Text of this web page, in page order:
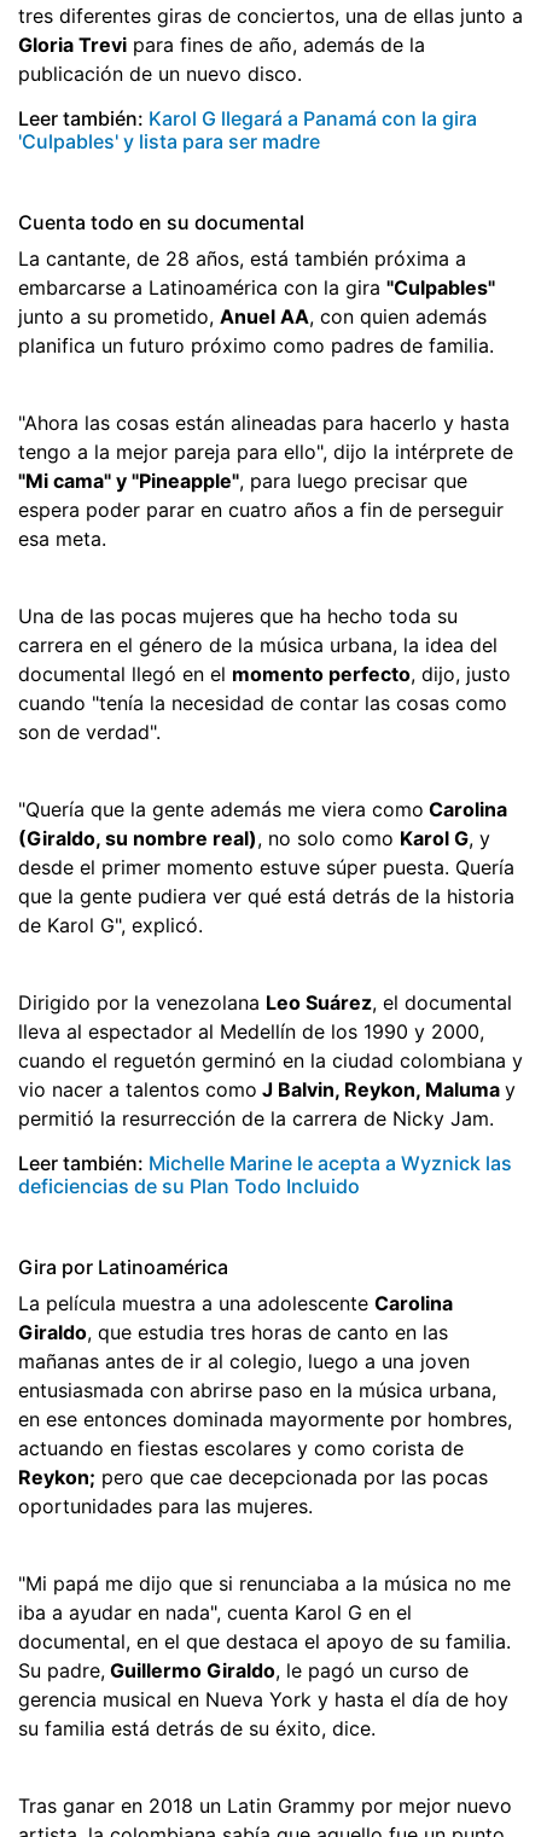
tres diferentes giras de conciertos, una de ellas junto a
Gloria Trevi para fines de año, además de la
publicación de un nuevo disco.
Leer también: Karol G llegará a Panamá con la gira
'Culpables' y lista para ser madre
Cuenta todo en su documental
La cantante, de 28 años, está también próxima a
embarcarse a Latinoamérica con la gira "Culpables"
junto a su prometido, Anuel AA, con quien además
planifica un futuro próximo como padres de familia.
"Ahora las cosas están alineadas para hacerlo y hasta
tengo a la mejor pareja para ello", dijo la intérprete de
"Mi cama" y "Pineapple", para luego precisar que
espera poder parar en cuatro años a fin de perseguir
esa meta.
Una de las pocas mujeres que ha hecho toda su
carrera en el género de la música urbana, la idea del
documental llegó en el momento perfecto, dijo, justo
cuando "tenía la necesidad de contar las cosas como
son de verdad".
"Quería que la gente además me viera como Carolina
(Giraldo, su nombre real), no solo como Karol G, y
desde el primer momento estuve súper puesta. Quería
que la gente pudiera ver qué está detrás de la historia
de Karol G", explicó.
Dirigido por la venezolana Leo Suárez, el documental
lleva al espectador al Medellín de los 1990 y 2000,
cuando el reguetón germinó en la ciudad colombiana y
vio nacer a talentos como J Balvin, Reykon, Maluma y
permitió la resurrección de la carrera de Nicky Jam.
Leer también: Michelle Marine le acepta a Wyznick las
deficiencias de su Plan Todo Incluido
Gira por Latinoamérica
La película muestra a una adolescente Carolina
Giraldo, que estudia tres horas de canto en las
mañanas antes de ir al colegio, luego a una joven
entusiasmada con abrirse paso en la música urbana,
en ese entonces dominada mayormente por hombres,
actuando en fiestas escolares y como corista de
Reykon; pero que cae decepcionada por las pocas
oportunidades para las mujeres.
"Mi papá me dijo que si renunciaba a la música no me
iba a ayudar en nada", cuenta Karol G en el
documental, en el que destaca el apoyo de su familia.
Su padre, Guillermo Giraldo, le pagó un curso de
gerencia musical en Nueva York y hasta el día de hoy
su familia está detrás de su éxito, dice.
Tras ganar en 2018 un Latin Grammy por mejor nuevo